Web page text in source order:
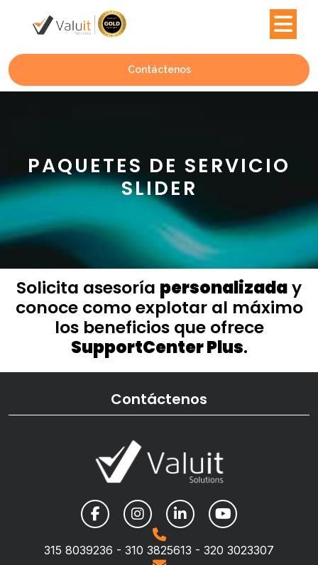
Contáctenos
PAQUETES DE SERVICIO
SLIDER
Solicita asesoría personalizaday
conoce como explotar al máximo
los beneficios que ofrece
SupportCenter Plus.
Contáctenos
315 8039236 - 310 3825613 - 320 3023307